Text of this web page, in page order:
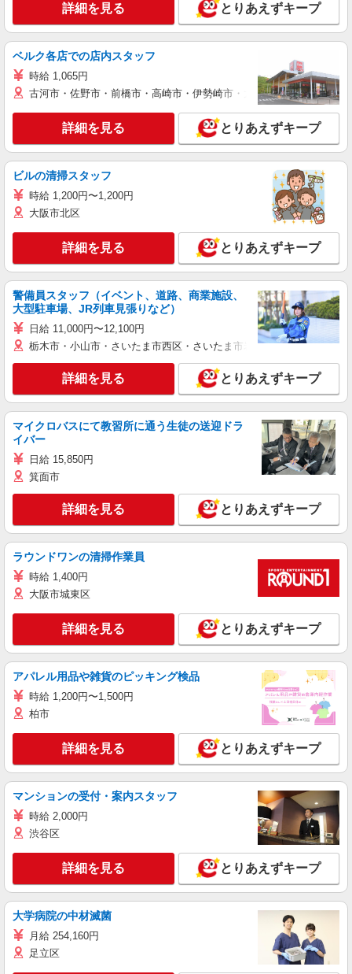
詳細を見る とりあえずキープ
ベルク各店での店内スタッフ
時給 1,065円
古河市・佐野市・前橋市・高崎市・伊勢崎市・太田市・館林市・藤
詳細を見る とりあえずキープ
ビルの清掃スタッフ
時給 1,200円〜1,200円
大阪市北区
詳細を見る とりあえずキープ
警備員スタッフ（イベント、道路、商業施設、
大型駐車場、JR列車見張りなど）
日給 11,000円〜12,100円
栃木市・小山市・さいたま市西区・さいたま市岩槻区・久喜市・蓮田
詳細を見る とりあえずキープ
マイクロバスにて教習所に通う生徒の送迎ドラ
イバー
日給 15,850円
箕面市
詳細を見る とりあえずキープ
ラウンドワンの清掃作業員
時給 1,400円
大阪市城東区
詳細を見る とりあえずキープ
アパレル用品や雑貨のピッキング検品
時給 1,200円〜1,500円
柏市
詳細を見る とりあえずキープ
マンションの受付・案内スタッフ
時給 2,000円
渋谷区
詳細を見る とりあえずキープ
大学病院の中材滅菌
月給 254,160円
足立区